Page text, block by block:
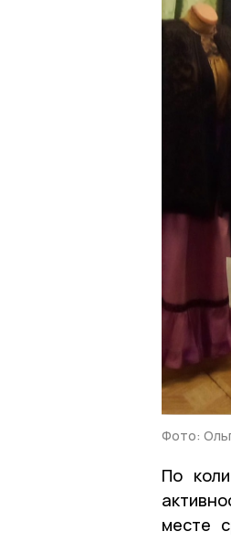
Фото:
По
месте